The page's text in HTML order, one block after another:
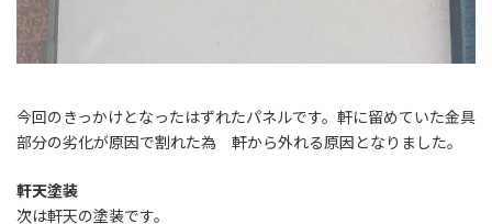
今回のきっかけとなったはずれたパネルです。軒に留めていた金具
部分の劣化が原因で割れた為 軒から外れる原因となりました。
軒天塗装
次は軒天の塗装です。